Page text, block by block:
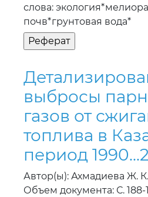
слова:
почв*грунтовая вода*
выбросы
газов от
топлива в
период
Автор(ы): Ахмадиева Ж.
Объем документа: С. 188-